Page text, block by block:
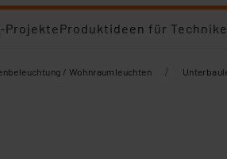
ProjekteProduktideen für
/ Wohnraumleuchten /